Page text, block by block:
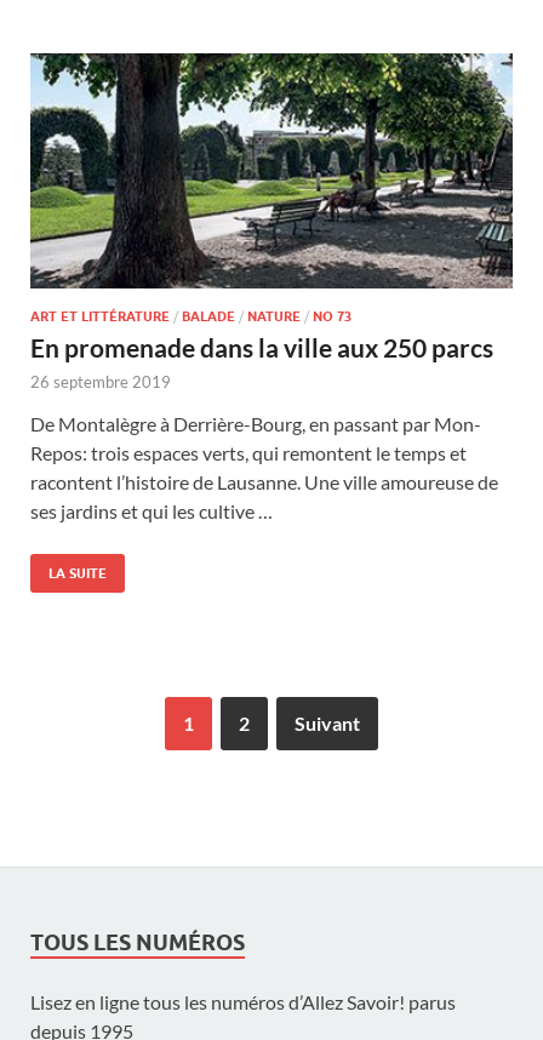
ART ET LITTÉRATURE / BALADE / NATURE / NO 73
En promenade dans la ville aux 250 parcs
26 septembre 2019
De Montalègre à Derrière-Bourg, en passant par Mon-
Repos: trois espaces verts, qui remontent le temps et
racontent l’histoire de Lausanne. Une ville amoureuse de
ses jardins et qui les cultive …
LA SUITE
1 2 Suivant
TOUS LES NUMÉROS
Lisez en ligne tous les numéros d’Allez Savoir! parus
depuis 1995